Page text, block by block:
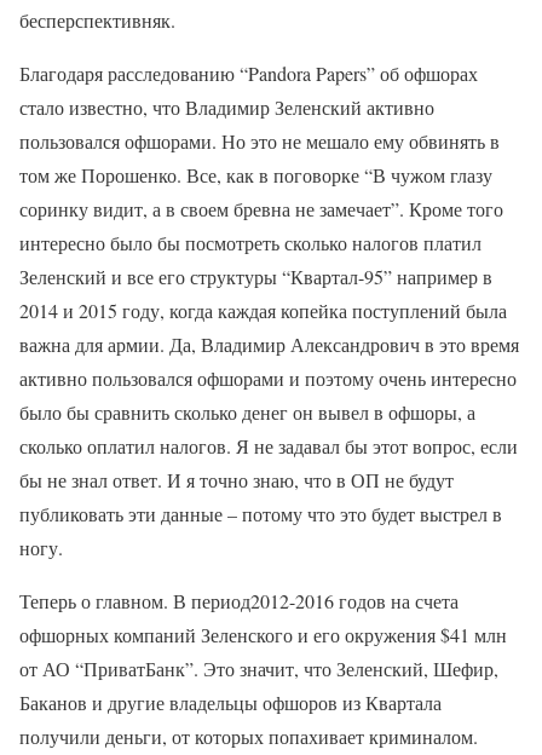
бесперспективняк.
Благодаря расследованию “Pandora Papers” об офшорах
стало известно, что Владимир Зеленский активно
пользовался офшорами. Но это не мешало ему обвинять в
том же Порошенко. Все, как в поговорке “В чужом глазу
соринку видит, а в своем бревна не замечает”. Кроме того
интересно было бы посмотреть сколько налогов платил
Зеленский и все его структуры “Квартал-95” например в
2014 и 2015 году, когда каждая копейка поступлений была
важна для армии. Да, Владимир Александрович в это время
активно пользовался офшорами и поэтому очень интересно
было бы сравнить сколько денег он вывел в офшоры, а
сколько оплатил налогов. Я не задавал бы этот вопрос, если
бы не знал ответ. И я точно знаю, что в ОП не будут
публиковать эти данные – потому что это будет выстрел в
ногу.
Теперь о главном. В период2012-2016 годов на счета
офшорных компаний Зеленского и его окружения $41 млн
от АО “ПриватБанк”. Это значит, что Зеленский, Шефир,
Баканов и другие владельцы офшоров из Квартала
получили деньги, от которых попахивает криминалом.